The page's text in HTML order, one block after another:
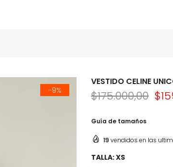
-9%
VESTIDO CELINE
$175.000,00
Guía de tamaños
19 vendidos en las
TALLA:XS